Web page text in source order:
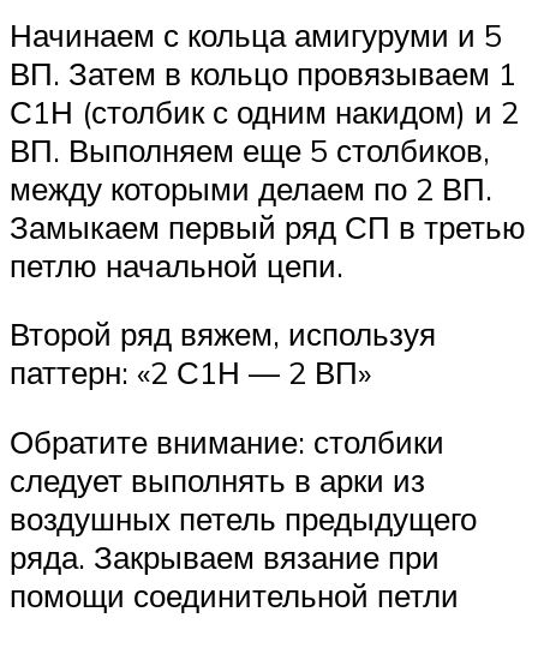
Начинаем с кольца амигуруми и 5
ВП. Затем в кольцо провязываем 1
С1Н (столбик с одним накидом) и 2
ВП. Выполняем еще 5 столбиков,
между которыми делаем по 2 ВП.
Замыкаем первый ряд СП в третью
петлю начальной цепи.
Второй ряд вяжем, используя
паттерн: «2 С1Н — 2 ВП»
Обратите внимание: столбики
следует выполнять в арки из
воздушных петель предыдущего
ряда. Закрываем вязание при
помощи соединительной петли